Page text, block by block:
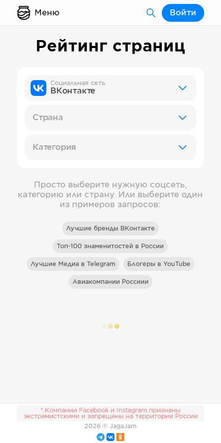
Меню Войти
Рейтинг страниц
Социальная сеть
ВКонтакте
Страна
Категория
Просто выберите нужную соцсеть,
категорию или страну. Или выберите один
из примеров запросов:
Лучшие бренды ВКонтакте
Топ-100 знаменитостей в России
Лучшие Медиа в Telegram Блогеры в YouTube
Авиакомпании Россиии
* Компании Facebook и Instagram признаны
экстремистскими и запрещены на территории России
2026 © JagaJam